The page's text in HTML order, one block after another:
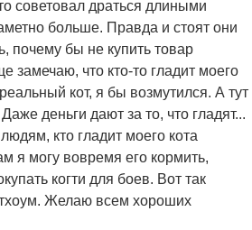
советовал драться длиными
больше. Правда и стоят они
почему бы не купить товар
замечаю, что кто-то гладит моего
кот, я бы возмутился. А тут
деньги дают за то, что гладят...
кто гладит моего кота
я могу вовремя его кормить,
когти для боев. Вот так
Желаю всем хороших